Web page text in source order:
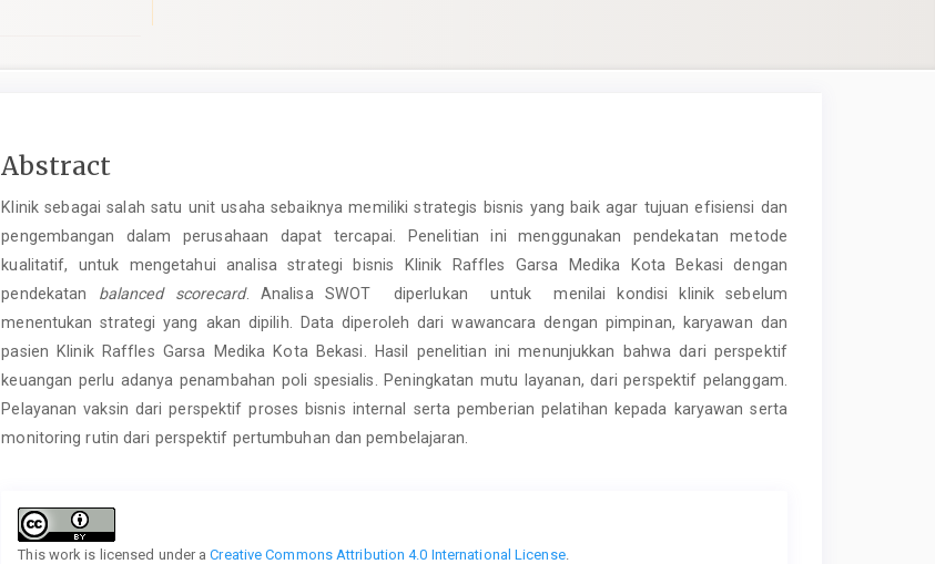
Main
Article
Content
Abstract
Klinik sebagai salah satu unit usaha sebaiknya memiliki strategis bisnis yang baik agar tujuan efisiensi dan
pengembangan dalam perusahaan dapat tercapai. Penelitian ini menggunakan pendekatan metode
kualitatif, untuk mengetahui analisa strategi bisnis Klinik Raffles Garsa Medika Kota Bekasi dengan
pendekatan balanced scorecard. Analisa SWOT diperlukan untuk menilai kondisi klinik sebelum
menentukan strategi yang akan dipilih. Data diperoleh dari wawancara dengan pimpinan, karyawan dan
pasien Klinik Raffles Garsa Medika Kota Bekasi. Hasil penelitian ini menunjukkan bahwa dari perspektif
keuangan perlu adanya penambahan poli spesialis. Peningkatan mutu layanan, dari perspektif pelanggam.
Pelayanan vaksin dari perspektif proses bisnis internal serta pemberian pelatihan kepada karyawan serta
monitoring rutin dari perspektif pertumbuhan dan pembelajaran.
Article
Details
This work is licensed under aCreative Commons Attribution 4.0 International License.